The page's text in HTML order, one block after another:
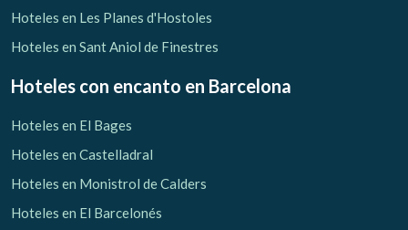
Hoteles en Les Planes d'Hostoles
Hoteles en Sant Aniol de Finestres
Hoteles con encanto en Barcelona
Hoteles en El Bages
Hoteles en Castelladral
Hoteles en Monistrol de Calders
Hoteles en El Barcelonés